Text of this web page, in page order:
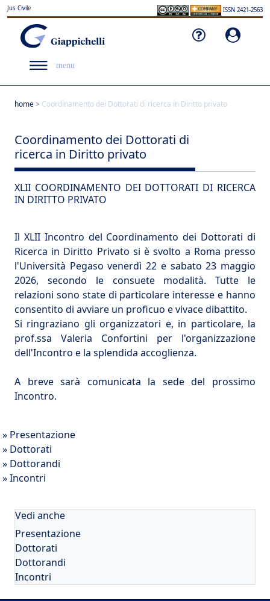
Jus Civile ISSN 2421-2563
menu
home> Coordinamento dei Dottorati di ricerca in Diritto privato
Coordinamento dei Dottorati di
ricerca in Diritto privato
XLII COORDINAMENTO DEI DOTTORATI DI RICERCA
IN DIRITTO PRIVATO
Il XLII Incontro del Coordinamento dei Dottorati di
Ricerca in Diritto Privato si è svolto a Roma presso
l'Università Pegasovenerdì 22 e sabato 23 maggio
2026, secondo le consuete modalità. Tutte le
relazioni sono state di particolare interesse e hanno
consentito di avviare un proficuo e vivace dibattito.
Si ringraziano gli organizzatori e, in particolare, la
prof.ssa Valeria Confortini per l'organizzazione
dell'Incontro e la splendida accoglienza.
A breve sarà comunicata la sede del prossimo
Incontro.
» Presentazione
» Dottorati
» Dottorandi
» Incontri
Vedi anche
Presentazione
Dottorati
Dottorandi
Incontri